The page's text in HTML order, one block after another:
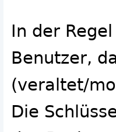
In der
Benutzer,
(veraltet/
Die